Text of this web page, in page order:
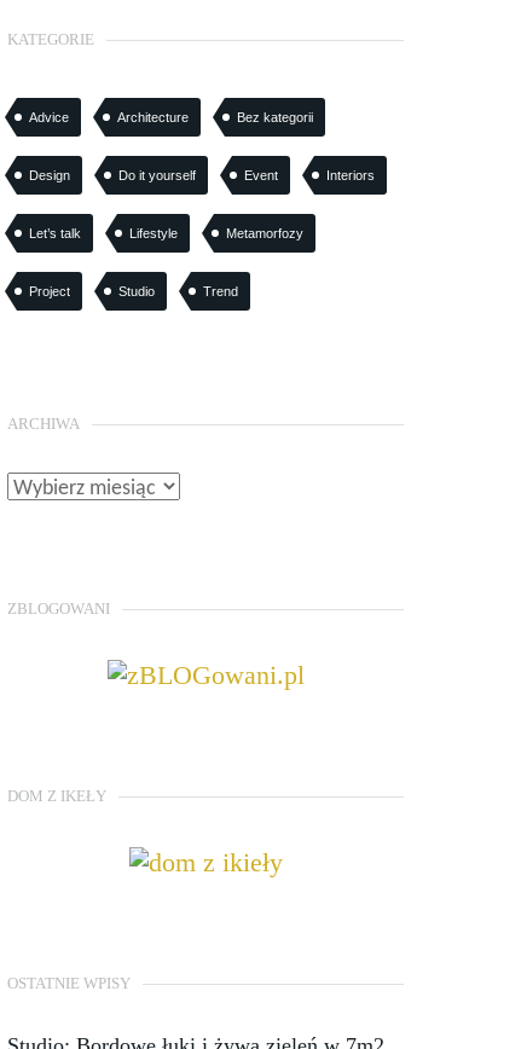
KATEGORIE
Advice Architecture Bez kategorii
Design Do it yourself Event Interiors
Let’s talk Lifestyle Metamorfozy
Project Studio Trend
ARCHIWA
ZBLOGOWANI
DOM Z IKEŁY
OSTATNIE WPISY